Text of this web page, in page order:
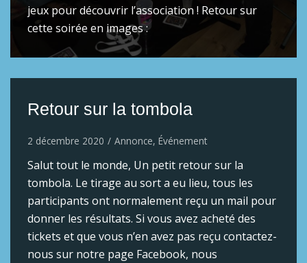
jeux pour découvrir l’association ! Retour sur
cette soirée en images :
Retour sur la tombola
2 décembre 2020 Annonce, Événement
Salut tout le monde, Un petit retour sur la
tombola. Le tirage au sort a eu lieu, tous les
participants ont normalement reçu un mail pour
donner les résultats. Si vous avez acheté des
tickets et que vous n’en avez pas reçu contactez-
nous sur notre page Facebook, nous